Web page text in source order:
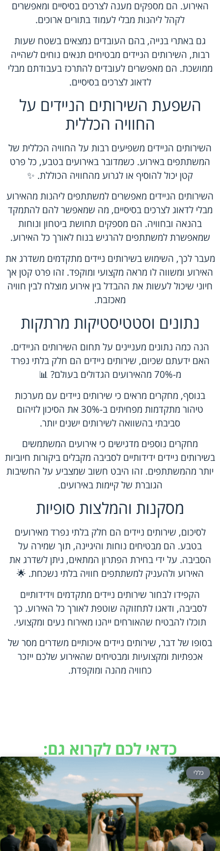
האירוע. הם מספקים מענה לצרכים בסיסיים ומאפשרים
לקהל ליהנות מבלי לעמוד בתורים ארוכים.
גם באתרי בנייה, בהם העובדים נמצאים בשטח שעות
רבות, השירותים הניידים מבטיחים תנאים נוחים לשהייה
ממושכת. הם מאפשרים לעובדים להתרכז בעבודתם מבלי
לדאוג לצרכים בסיסיים.
השפעת השירותים הניידים על
החוויה הכללית
השירותים הניידים משפיעים רבות על החוויה הכללית של
המשתתפים באירוע. כשמדובר באירועים בטבע, כל פרט
קטן יכול להוסיף או לגרוע מהחוויה הכוללת. ✨
השירותים הניידים מאפשרים למשתתפים ליהנות מהאירוע
מבלי לדאוג לצרכים בסיסיים, מה שמאפשר להם להתמקד
בהנאה ובחוויה. הם מספקים תחושת ביטחון ונוחות
שמאפשרת למשתתפים להרגיש בנוח לאורך כל האירוע.
מעבר לכך, השימוש בשירותים ניידים מתקדמים משדרג את
האירוע ומשווה לו מראה מקצועי ומוקפד. זהו פרט קטן אך
חיוני שיכול לעשות את ההבדל בין אירוע מוצלח לבין חוויה
מאכזבת.
נתונים וסטטיסטיקות מרתקות
הנה כמה נתונים מעניינים על תחום השירותים הניידים.
האם ידעתם שכיום, שירותים ניידים הם חלק בלתי נפרד
מ-70% מהאירועים הגדולים בעולם? 📊
בנוסף, מחקרים מראים כי שירותים ניידים עם מערכות
טיהור מתקדמות מפחיתים ב-30% את הסיכון לזיהום
סביבתי בהשוואה לשירותים ישנים יותר.
מחקרים נוספים מדגישים כי אירועים המשתמשים
בשירותים ניידים ידידותיים לסביבה מקבלים ביקורות חיוביות
יותר מהמשתתפים. זהו היבט חשוב שמצביע על החשיבות
הגוברת של קיימות באירועים.
מסקנות והמלצות סופיות
לסיכום, שירותים ניידים הם חלק בלתי נפרד מאירועים
בטבע. הם מבטיחים נוחות והיגיינה, תוך שמירה על
הסביבה. על ידי בחירת הפתרון המתאים, ניתן לשדרג את
האירוע ולהעניק למשתתפים חוויה בלתי נשכחת. 🌟
הקפידו לבחור שירותים ניידים מתקדמים וידידותיים
לסביבה, ודאגו לתחזוקה שוטפת לאורך כל האירוע. כך
תוכלו להבטיח שהאורחים ייהנו מאירוח נעים ומקצועי.
בסופו של דבר, שירותים ניידים איכותיים משדרים מסר של
אכפתיות ומקצועיות ומבטיחים שהאירוע שלכם ייזכר
כחוויה מהנה ומוקפדת.
כדאי לכם לקרוא גם:
כללי